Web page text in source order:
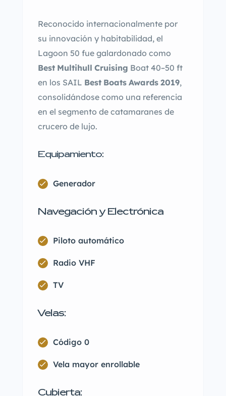
Reconocido internacionalmente por
su innovación y habitabilidad, el
Lagoon 50 fue galardonado como
Best Multihull Cruising Boat 40–50 ft
en los SAIL Best Boats Awards 2019,
consolidándose como una referencia
en el segmento de catamaranes de
crucero de lujo.
Equipamiento:
Generador
Navegación y Electrónica
Piloto automático
Radio VHF
TV
Velas:
Código 0
Vela mayor enrollable
Cubierta: